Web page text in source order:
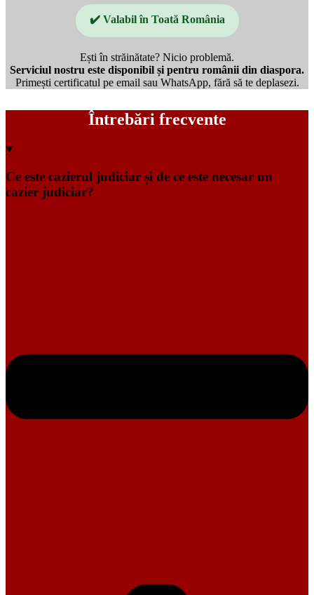
✔️ Valabil în Toată România
Ești în străinătate? Nicio problemă.
Serviciul nostru este disponibil și pentru românii din diaspora.
Primești certificatul pe email sau WhatsApp, fără să te deplasezi.
Întrebări frecvente
Ce este cazierul judiciar și de ce este necesar un
cazier judiciar?